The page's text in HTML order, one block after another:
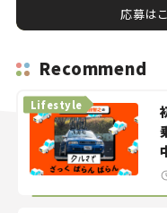
応募は
Recommend
Lifestyle